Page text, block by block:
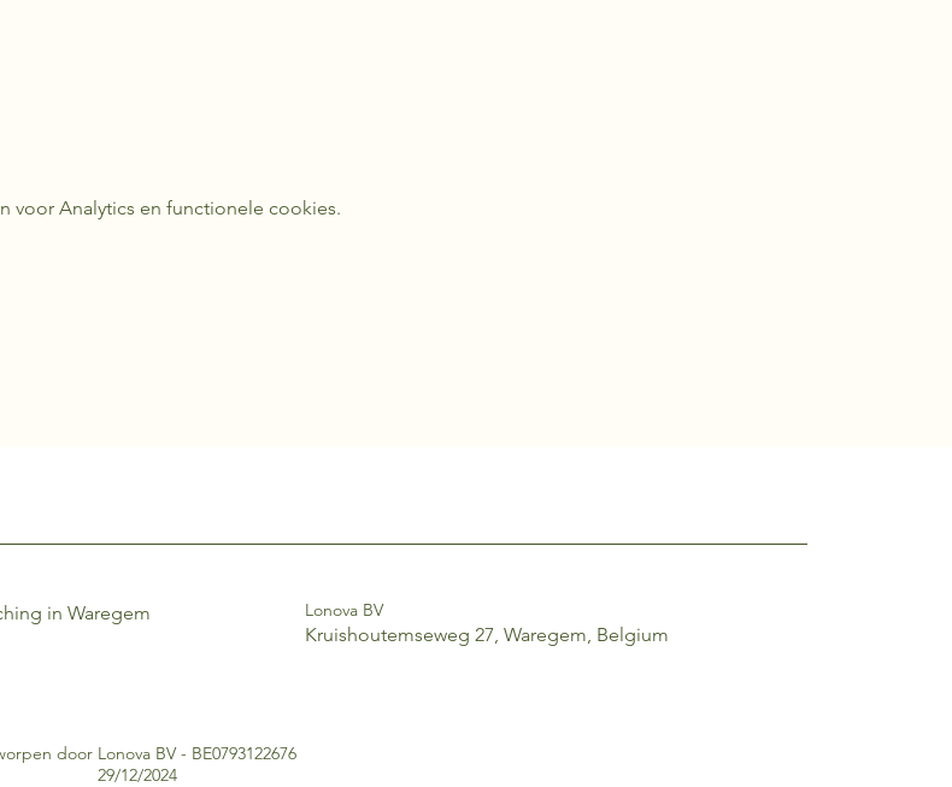
voor Analytics en functionele cookies.
in Waregem
Lonova BV
Kruishoutemseweg 27, Waregem, Belgium
door Lonova BV - BE0793122676
29/12/2024